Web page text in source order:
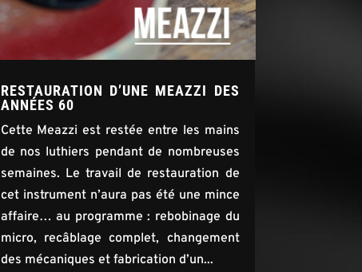
RESTAURATION D’UNE MEAZZI DES
ANNÉES 60
Cette Meazzi est restée entre les mains
de nos luthiers pendant de nombreuses
semaines. Le travail de restauration de
cet instrument n’aura pas été une mince
affaire… au programme : rebobinage du
micro, recâblage complet, changement
des mécaniques et fabrication d’un...